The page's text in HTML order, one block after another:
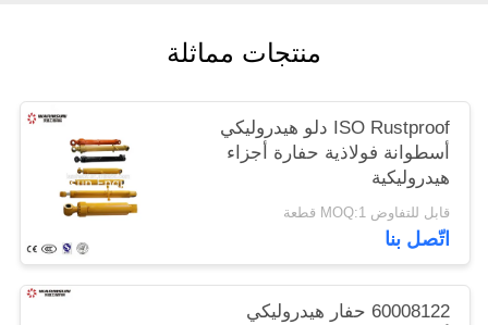
منتجات مماثلة
ISO Rustproof دلو هيدروليكي
أسطوانة فولاذية حفارة أجزاء
هيدروليكية
قابل للتفاوض MOQ:1 قطعة
اتّصل بنا
60008122 حفار هيدروليكي